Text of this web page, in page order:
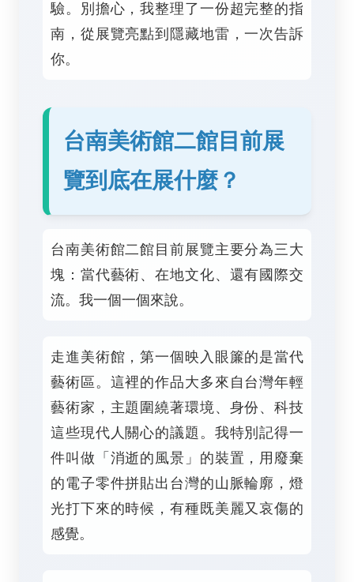
驗。別擔心，我整理了一份超完整的指
南，從展覽亮點到隱藏地雷，一次告訴
你。
台南美術館二館目前展
覽到底在展什麼？
台南美術館二館目前展覽主要分為三大
塊：當代藝術、在地文化、還有國際交
流。我一個一個來說。
走進美術館，第一個映入眼簾的是當代
藝術區。這裡的作品大多來自台灣年輕
藝術家，主題圍繞著環境、身份、科技
這些現代人關心的議題。我特別記得一
件叫做「消逝的風景」的裝置，用廢棄
的電子零件拼貼出台灣的山脈輪廓，燈
光打下來的時候，有種既美麗又哀傷的
感覺。